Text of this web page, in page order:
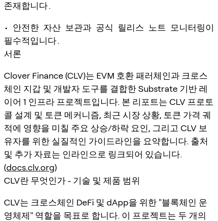
존재합니다.
• 안전한 자산 보관과 공식 릴리스 노트 모니터링이
필수적입니다.
서론
Clover Finance (CLV)는 EVM 호환 패러체인과 크로스
체인 지갑 및 개발자 도구를 결합한 Substrate 기반 레
이어 1 인프라 프로젝트입니다. 본 리포트는 CLV 프로토
콜 설계 및 토큰 메커니즘, 최근 시장 상황, 토큰 가격 궤
적에 영향을 미칠 주요 상승/하락 요인, 그리고 CLV 보
유자를 위한 실질적인 가이드라인을 요약합니다. 출처
및 추가 자료는 인라인으로 링크되어 있습니다.
(docs.clv.org)
CLV란 무엇인가 - 기술 및 제품 범위
CLV는 크로스체인 DeFi 및 dApp을 위한 "블록체인 운
영체제" 역할을 목표로 합니다. 이 프로젝트는 두 개의